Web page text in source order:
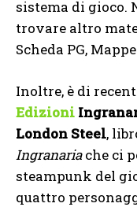
sistema di gioco.
trovare altro
Scheda PG,
Inoltre, è di
Edizioni
London Steel,
Ingranariache ci
steampunk del
quattro